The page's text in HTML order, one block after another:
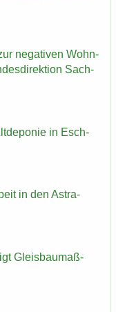
ne­ga­ti­ven Wohn­
Sach­
in Esch­
in den Astra-​
Gleis­bau­maß­